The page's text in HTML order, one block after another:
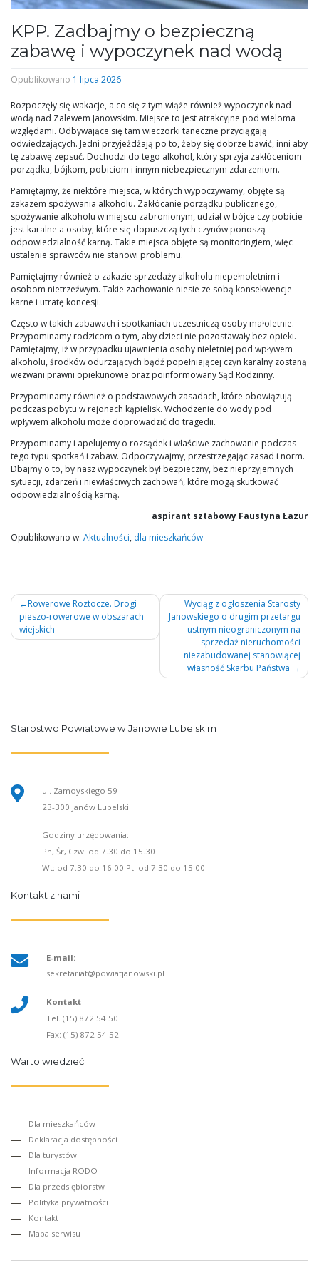
KPP. Zadbajmy o bezpieczną
zabawę i wypoczynek nad wodą
Opublikowano 1 lipca 2026
Rozpoczęły się wakacje, a co się z tym wiąże również wypoczynek nad
wodą nad Zalewem Janowskim. Miejsce to jest atrakcyjne pod wieloma
względami. Odbywające się tam wieczorki taneczne przyciągają
odwiedzających. Jedni przyjeżdżają po to, żeby się dobrze bawić, inni aby
tę zabawę zepsuć. Dochodzi do tego alkohol, który sprzyja zakłóceniom
porządku, bójkom, pobiciom i innym niebezpiecznym zdarzeniom.
Pamiętajmy, że niektóre miejsca, w których wypoczywamy, objęte są
zakazem spożywania alkoholu. Zakłócanie porządku publicznego,
spożywanie alkoholu w miejscu zabronionym, udział w bójce czy pobicie
jest karalne a osoby, które się dopuszczą tych czynów ponoszą
odpowiedzialność karną. Takie miejsca objęte są monitoringiem, więc
ustalenie sprawców nie stanowi problemu.
Pamiętajmy również o zakazie sprzedaży alkoholu niepełnoletnim i
osobom nietrzeźwym. Takie zachowanie niesie ze sobą konsekwencje
karne i utratę koncesji.
Często w takich zabawach i spotkaniach uczestniczą osoby małoletnie.
Przypominamy rodzicom o tym, aby dzieci nie pozostawały bez opieki.
Pamiętajmy, iż w przypadku ujawnienia osoby nieletniej pod wpływem
alkoholu, środków odurzających bądź popełniającej czyn karalny zostaną
wezwani prawni opiekunowie oraz poinformowany Sąd Rodzinny.
Przypominamy również o podstawowych zasadach, które obowiązują
podczas pobytu w rejonach kąpielisk. Wchodzenie do wody pod
wpływem alkoholu może doprowadzić do tragedii.
Przypominamy i apelujemy o rozsądek i właściwe zachowanie podczas
tego typu spotkań i zabaw. Odpoczywajmy, przestrzegając zasad i norm.
Dbajmy o to, by nasz wypoczynek był bezpieczny, bez nieprzyjemnych
sytuacji, zdarzeń i niewłaściwych zachowań, które mogą skutkować
odpowiedzialnością karną.
aspirant sztabowy Faustyna Łazur
Opublikowano w: Aktualności, dla mieszkańców
Nawigacja
wpisu
Rowerowe Roztocze. Drogi
pieszo-rowerowe w obszarach
wiejskich
Wyciąg z ogłoszenia Starosty
Janowskiego o drugim przetargu
ustnym nieograniczonym na
sprzedaż nieruchomości
niezabudowanej stanowiącej
własność Skarbu Państwa
Starostwo Powiatowe w Janowie Lubelskim
ul. Zamoyskiego 59
23-300 Janów Lubelski
Godziny urzędowania:
Pn, Śr, Czw: od 7.30 do 15.30
Wt: od 7.30 do 16.00 Pt: od 7.30 do 15.00
Kontakt z nami
E-mail:
sekretariat@powiatjanowski.pl
Kontakt
Tel. (15) 872 54 50
Fax: (15) 872 54 52
Warto wiedzieć
Dla mieszkańców
Deklaracja dostępności
Dla turystów
Informacja RODO
Dla przedsiębiorstw
Polityka prywatności
Kontakt
Mapa serwisu